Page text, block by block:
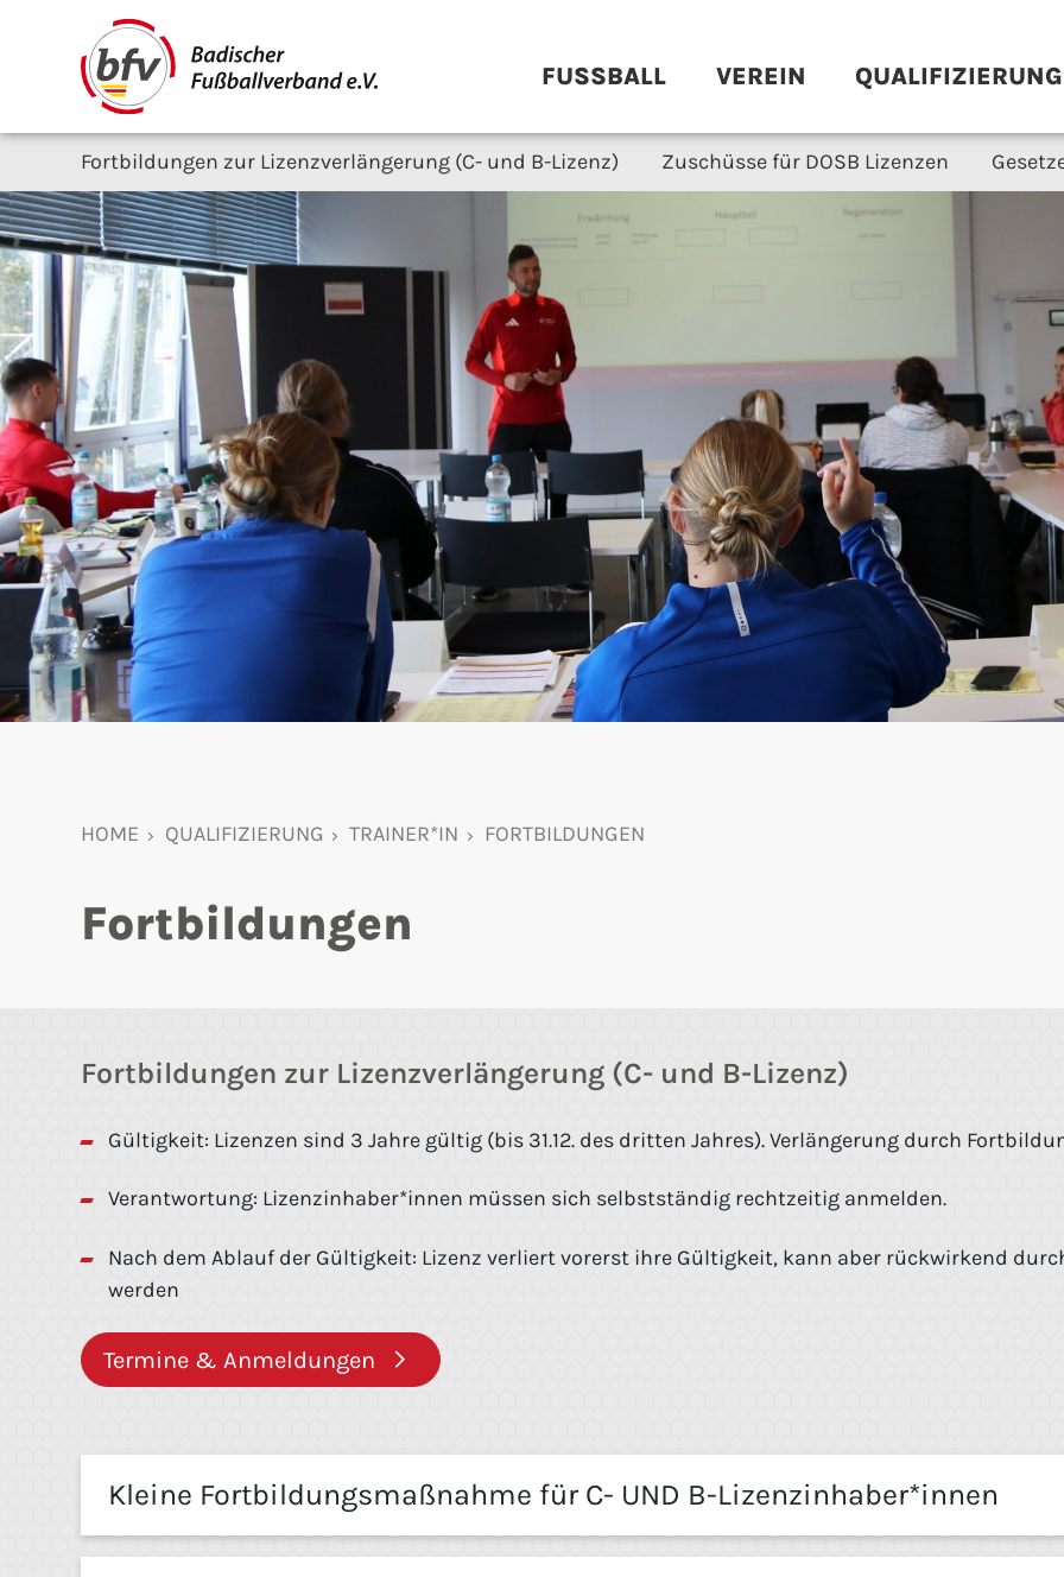
FUSSBALL VEREIN QUALIFIZIERUNG
Fortbildungen zur Lizenzverlängerung (C- und B-Lizenz) Zuschüsse für DOSB Lizenzen
HOME QUALIFIZIERUNG TRAINER*IN FORTBILDUNGEN
Fortbildungen
Fortbildungen zur Lizenzverlängerung (C- und B-Lizenz)
Gültigkeit: Lizenzen sind 3 Jahre gültig (bis 31.12. des dritten Jahres). Verlängerung durch
Verantwortung: Lizenzinhaber*innen müssen sich selbstständig rechtzeitig anmelden.
Nach dem Ablauf der Gültigkeit: Lizenz verliert vorerst ihre Gültigkeit, kann aber rückwirkend
werden
Termine & Anmeldungen
Kleine Fortbildungsmaßnahme für C- UND B-Lizenzinhaber*innen